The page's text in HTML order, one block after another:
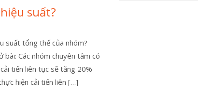
suất?
suất tổng thế của nhóm?
Các nhóm chuyên tâm có
tiến liên tục sẽ tăng 20%
hiện cải tiến liên […]